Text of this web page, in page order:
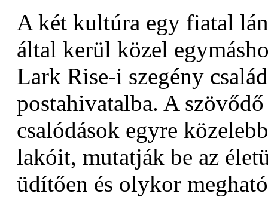
A két kultúra egy fiatal
által kerül közel
Lark Rise-i szegény
postahivatalba. A
csalódások egyre
lakóit, mutatják be az
üdítően és olykor